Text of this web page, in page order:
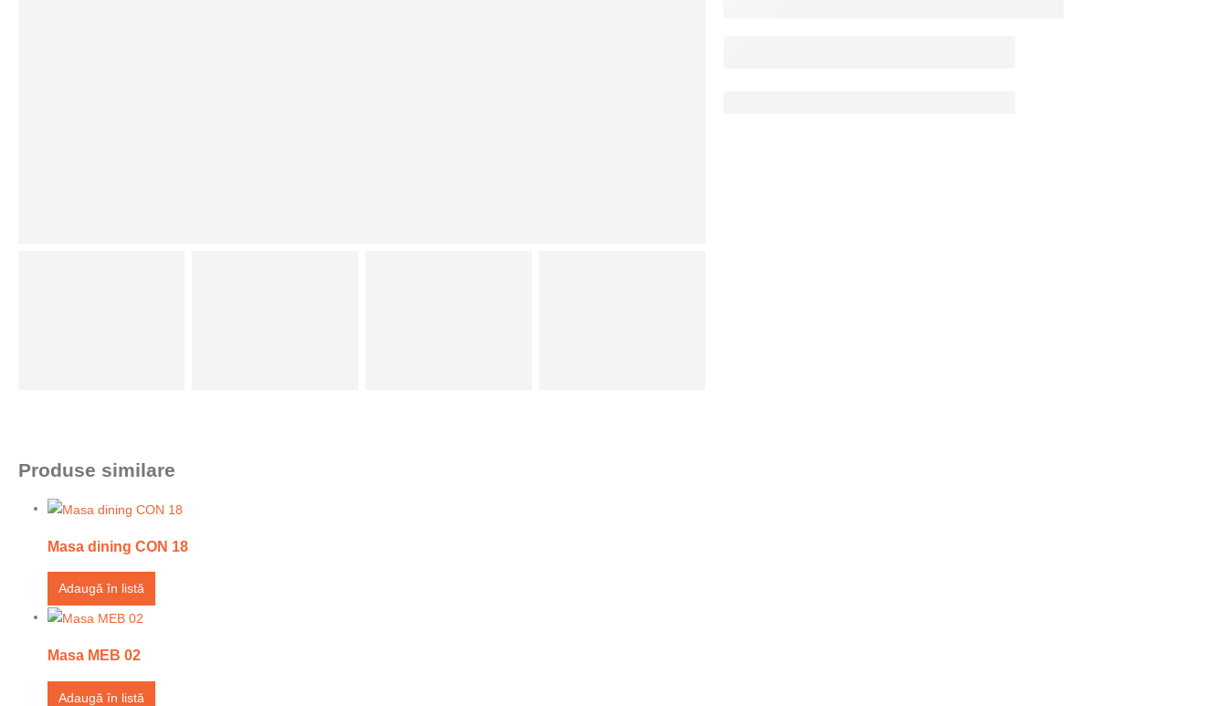
Produse similare
Masa dining CON 18
Adaugă în listă
Masa MEB 02
Adaugă în listă